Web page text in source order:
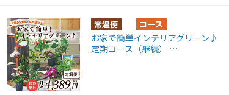
お家で簡単インテリアグリーン♪
定期コース（継続） …